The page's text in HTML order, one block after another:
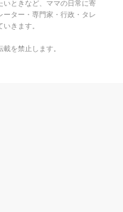
いときなど、ママの日常に寄
ーター・専門家・行政・タレ
きます。
を禁止します。